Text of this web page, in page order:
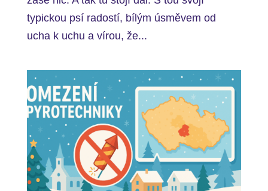
typickou psí radostí, bílým úsměvem od
ucha k uchu a vírou, že...